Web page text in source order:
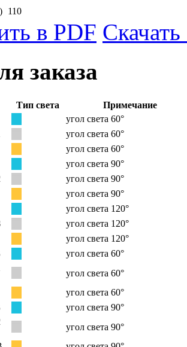
110
в PDF
заказа
Тип света
Примечание
угол света 60°
угол света 60°
угол света 60°
угол света 90°
угол света 90°
угол света 90°
угол света 120°
угол света 120°
угол света 120°
угол света 60°
угол света 60°
угол света 60°
угол света 90°
угол света 90°